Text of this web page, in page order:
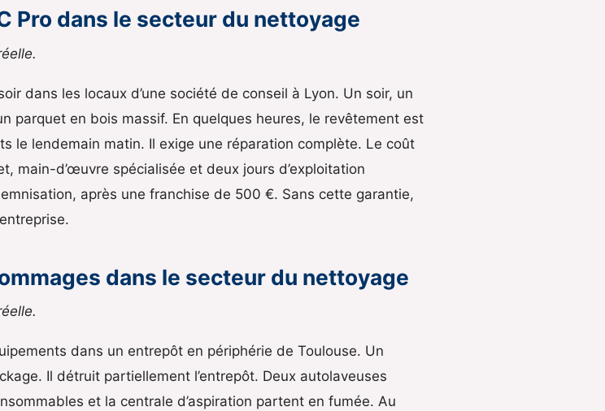
Pro dans le secteur du nettoyage
dans les locaux d’une société de conseil à Lyon. Un soir, un
parquet en bois massif. En quelques heures, le revêtement est
le lendemain matin. Il exige une réparation complète. Le coût
main-d’œuvre spécialisée et deux jours d’exploitation
après une franchise de 500 €. Sans cette garantie,
dans le secteur du nettoyage
dans un entrepôt en périphérie de Toulouse. Un
Il détruit partiellement l’entrepôt. Deux autolaveuses
et la centrale d’aspiration partent en fumée. Au